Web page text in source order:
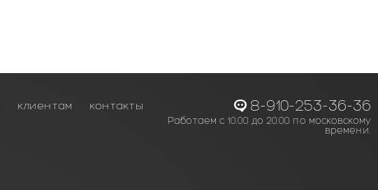
клиентам контакты 8-910-253-36-36
Работаем с 10.00 до 20.00 по московскому
времени.